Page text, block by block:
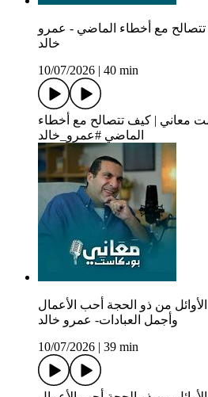
مع أخطاء الماضي - عمرو
خالد
10/07/2026
40 min
معاني | كيف تتصالح مع أخطاء
الماضي #عمرو_خالد
من ذو الحجة أحب الأعمال
وأجمل العبادات- عمرو خالد
10/07/2026
39 min